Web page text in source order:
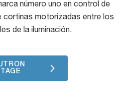
número uno en control de
cortinas motorizadas entre los
de la iluminación.